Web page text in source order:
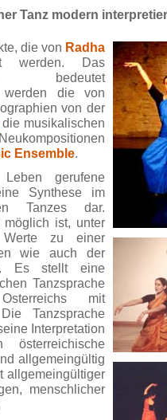
Tanz modern
die von Radha
werden. Das
bedeutet
werden die von
von der
die musikalischen
Ensemble.
gerufene
Synthese im
Tanzes dar.
ist, unter
Werte zu einer
wie auch der
Es stellt eine
Tanzsprache
mit
Tanzsprache
Interpretation
allgemeingültig
allgemeingültiger
menschlicher